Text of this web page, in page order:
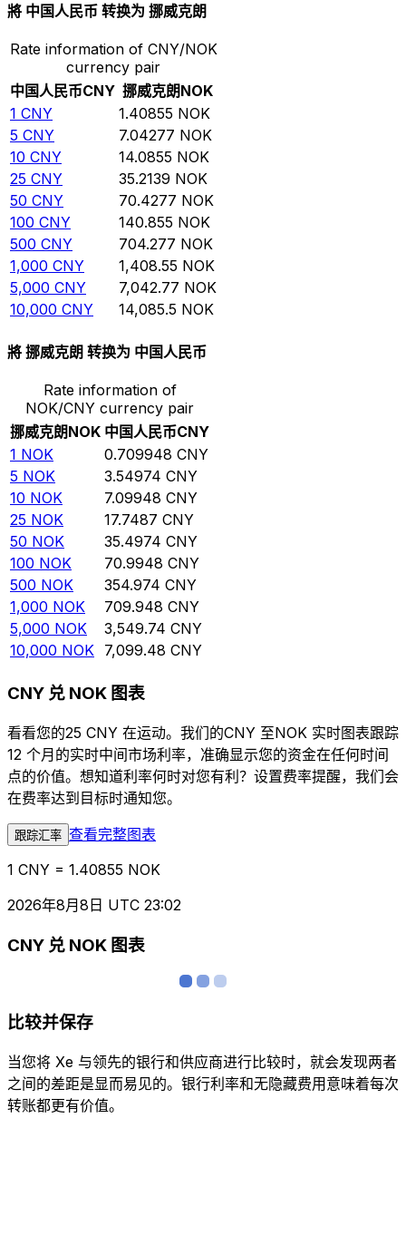
將 中国人民币 转换为 挪威克朗
Rate information of CNY/NOK
currency pair
中国人民币CNY 挪威克朗NOK
1 CNY 1.40855 NOK
5 CNY 7.04277 NOK
10 CNY 14.0855 NOK
25 CNY 35.2139 NOK
50 CNY 70.4277 NOK
100 CNY 140.855 NOK
500 CNY 704.277 NOK
1,000 CNY 1,408.55 NOK
5,000 CNY 7,042.77 NOK
10,000 CNY 14,085.5 NOK
將 挪威克朗 转换为 中国人民币
Rate information of
NOK/CNY currency pair
挪威克朗NOK 中国人民币CNY
1 NOK 0.709948 CNY
5 NOK 3.54974 CNY
10 NOK 7.09948 CNY
25 NOK 17.7487 CNY
50 NOK 35.4974 CNY
100 NOK 70.9948 CNY
500 NOK 354.974 CNY
1,000 NOK 709.948 CNY
5,000 NOK 3,549.74 CNY
10,000 NOK 7,099.48 CNY
CNY 兑 NOK 图表
看看您的25 CNY 在运动。我们的CNY 至NOK 实时图表跟踪
12 个月的实时中间市场利率，准确显示您的资金在任何时间
点的价值。想知道利率何时对您有利？设置费率提醒，我们会
在费率达到目标时通知您。
跟踪汇率 查看完整图表
1 CNY = 1.40855 NOK
2026年8月8日 UTC 23:02
CNY 兑 NOK 图表
比较并保存
当您将 Xe 与领先的银行和供应商进行比较时，就会发现两者
之间的差距是显而易见的。银行利率和无隐藏费用意味着每次
转账都更有价值。